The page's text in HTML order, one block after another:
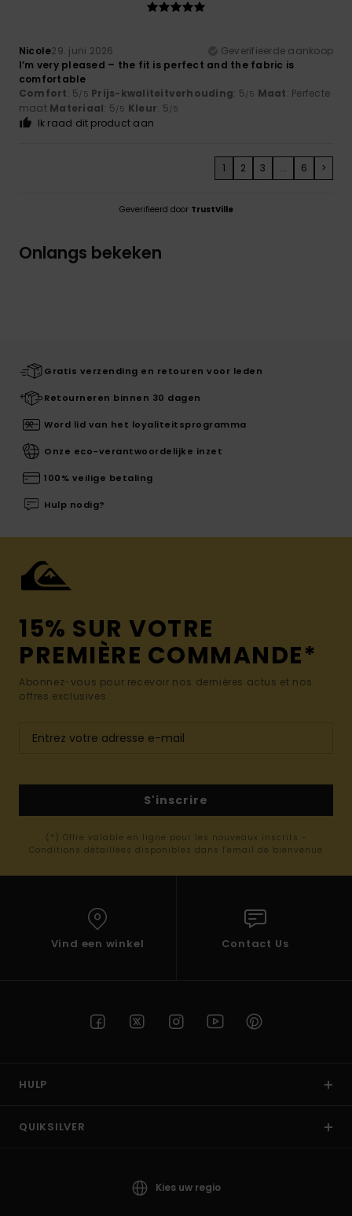
Nicole29. juni 2026
Geverifieerde aankoop
I’m very pleased – the fit is perfect and the fabric is
comfortable
Comfort: 5/5 Prijs-kwaliteitverhouding: 5/5 Maat: Perfecte
maat Materiaal: 5/5 Kleur: 5/5
Ik raad dit product aan
1 2 3 ... 6 >
Geverifieerd door TrustVille
Onlangs bekeken
Gratis verzending en retouren voor leden
Retourneren binnen 30 dagen
Word lid van het loyaliteitsprogramma
Onze eco-verantwoordelijke inzet
100% veilige betaling
Hulp nodig?
15% SUR VOTRE
PREMIÈRE COMMANDE*
Abonnez-vous pour recevoir nos dernières actus et nos
offres exclusives.
S'inscrire
(*) Offre valable en ligne pour les nouveaux inscrits -
Conditions détaillées disponibles dans l'email de bienvenue
Vind een winkel Contact Us
HULP
QUIKSILVER
Kies uw regio